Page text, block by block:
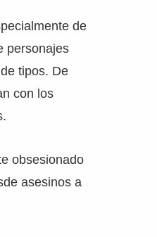
de
personajes
tipos. De
con los
obsesionado
asesinos a